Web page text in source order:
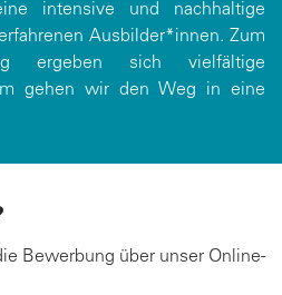
intensive und nachhaltige
Ausbilder*innen. Zum
ergeben sich vielfältige
gehen wir den Weg in eine
Bewerbung über unser Online-